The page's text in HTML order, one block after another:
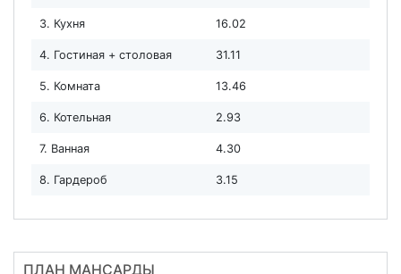
3. Кухня 16.02
4. Гостиная + столовая 31.11
5. Комната 13.46
6. Котельная 2.93
7. Ванная 4.30
8. Гардероб 3.15
ПЛАН МАНСАРДЫ